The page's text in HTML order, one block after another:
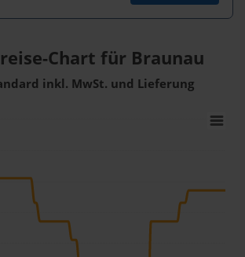
Chart für Braunau
inkl. MwSt. und Lieferung